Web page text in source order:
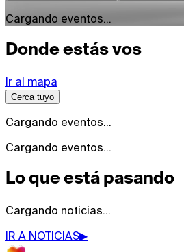
Cargando eventos…
Donde estás vos
Ir al mapa
Cerca tuyo
Cargando eventos…
Cargando eventos…
Lo que está pasando
Cargando noticias…
IR A NOTICIAS▶